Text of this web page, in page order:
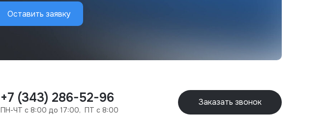
Оставить заявку
+7 (343) 286-52-96
ПН-ЧТ с 8:00 до 17:00, ПТ с 8:00
Заказать звонок